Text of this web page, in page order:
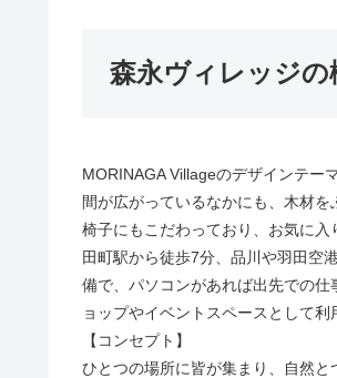
森永ヴィレッジの
MORINAGA Villageのデザインテー
間が広がっているなかにも、木材
椅子にもこだわっており、お気に入
田町駅から徒歩7分、品川や羽田空
備で、パソコンがあれば出先での
ョップやイベントスペースとして利
【コンセプト】
ひとつの場所に皆が集まり、自然